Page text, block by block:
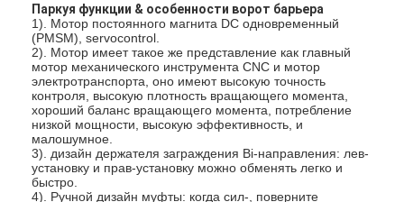
Паркуя функции & особенности ворот барьера
1). Мотор постоянного магнита DC одновременный
(PMSM), servocontrol.
2). Мотор имеет такое же представление как главный
мотор механического инструмента CNC и мотор
электротранспорта, оно имеют высокую точность
контроля, высокую плотность вращающего момента,
хороший баланс вращающего момента, потребление
низкой мощности, высокую эффективность, и
малошумное.
3). дизайн держателя заграждения Bi-направления: лев-
установку и прав-установку можно обменять легко и
быстро.
4). Ручной дизайн муфты: когда сил-, поверните